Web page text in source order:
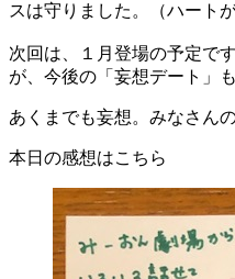
スは守りました。（ハート
次回は、１月登場の予定で
が、今後の「妄想デート」
あくまでも妄想。みなさん
本日の感想はこちら